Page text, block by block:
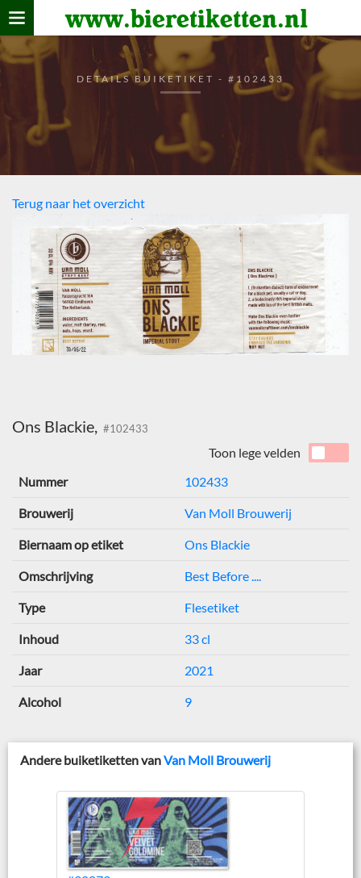
www.bieretiketten.nl
Home
verzamelen
De bierkaart
Bezoekers
DETAILS BUIKETIKET - #102433
Terug naar het overzicht
Ons Blackie, #102433
Toon lege velden
Nummer
102433
Brouwerij Van Moll Brouwerij
Biernaam op etiket Ons Blackie
Omschrijving Best Before ....
Type Flesetiket
Inhoud 33 cl
Jaar 2021
Alcohol 9
Andere buiketiketten vanVan Moll Brouwerij